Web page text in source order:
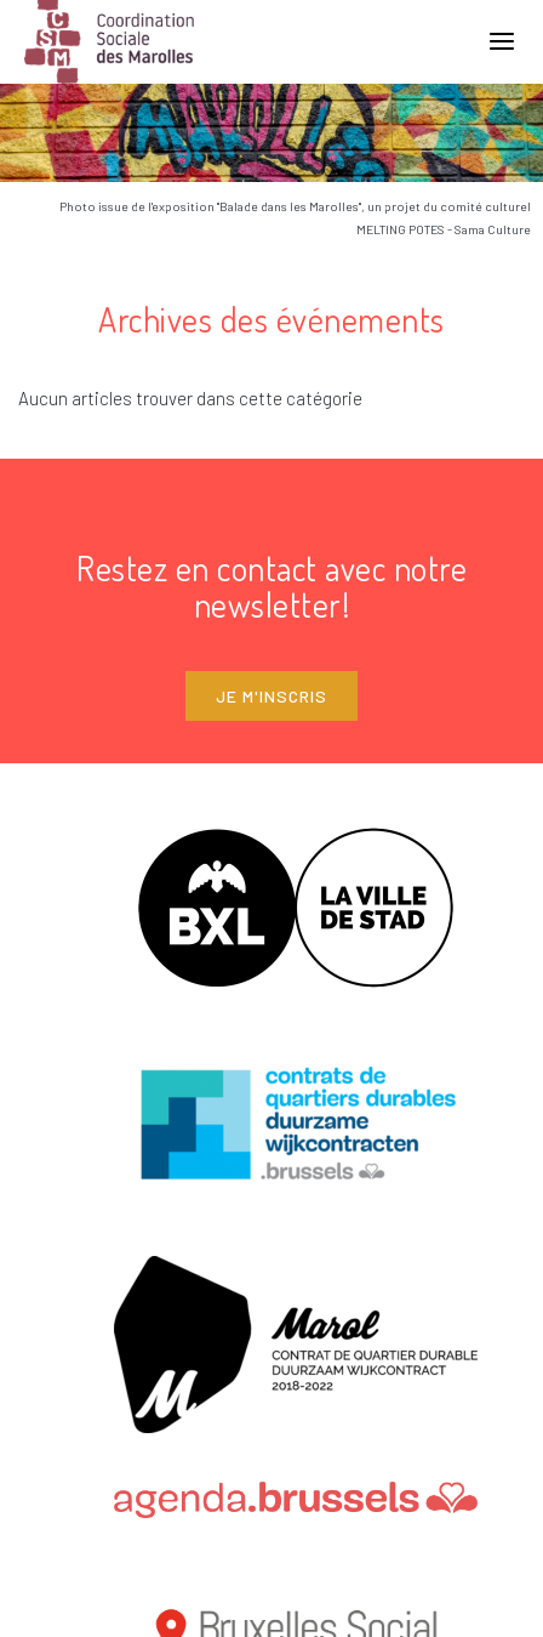
Main Navigation
Photo issue de l'exposition "Balade dans les Marolles", un projet du comité culturel
MELTING POTES - Sama Culture
Archives des événements
Aucun articles trouver dans cette catégorie
Restez en contact avec notre
newsletter!
JE M'INSCRIS